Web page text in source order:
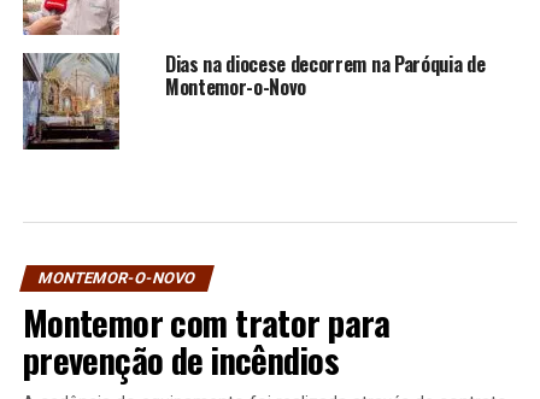
Dias na diocese decorrem na Paróquia de
Montemor-o-Novo
MONTEMOR-O-NOVO
Montemor com trator para
prevenção de incêndios